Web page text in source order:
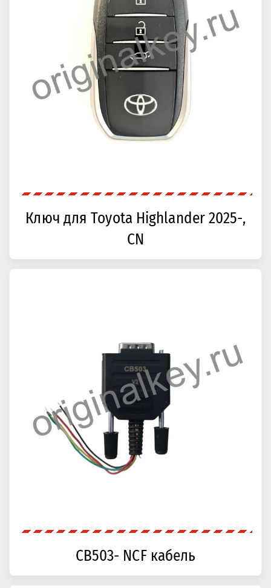
Ключ для Toyota Highlander 2025-,
CN
CB503- NCF кабель